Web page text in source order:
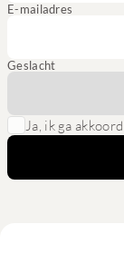
E-mailadres
Geslacht
Ja, ik ga